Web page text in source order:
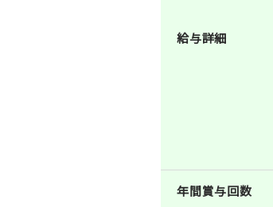
給与詳細
年間賞与回数